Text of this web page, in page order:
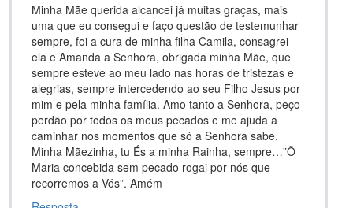
Minha Mãe querida alcancei já muitas graças, mais
uma que eu consegui e faço questão de testemunhar
sempre, foi a cura de minha filha Camila, consagrei
ela e Amanda a Senhora, obrigada minha Mãe, que
sempre esteve ao meu lado nas horas de tristezas e
alegrias, sempre intercedendo ao seu Filho Jesus por
mim e pela minha família. Amo tanto a Senhora, peço
perdão por todos os meus pecados e me ajuda a
caminhar nos momentos que só a Senhora sabe.
Minha Mãezinha, tu És a minha Rainha, sempre…”Ô
Maria concebida sem pecado rogai por nós que
recorremos a Vós”. Amém